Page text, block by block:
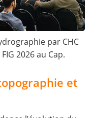
par CHC
2026 au Cap.
et